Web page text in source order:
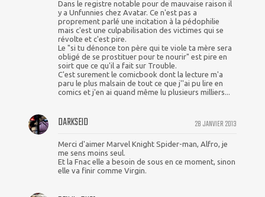
Dans le registre notable pour de mauvaise raison il
y a Unfunnies chez Avatar. Ce n'est pas a
proprement parlé une incitation à la pédophilie
mais c'est une culpabilisation des victimes qui se
révolte et c'est pire.
Le "si tu dénonce ton père qui te viole ta mère sera
obligé de se prostituer pour te nourir" est pire en
soirt que ce qu'il a fait sur Trouble.
C'est surement le comicbook dont la lecture m'a
paru le plus malsain de tout ce que j''ai pu lire en
comics et j'en ai quand même lu plusieurs milliers...
28 JANVIER 2013
DARKSEID
Merci d'aimer Marvel Knight Spider-man, Alfro, je
me sens moins seul.
Et la Fnac elle a besoin de sous en ce moment, sinon
elle va finir comme Virgin.